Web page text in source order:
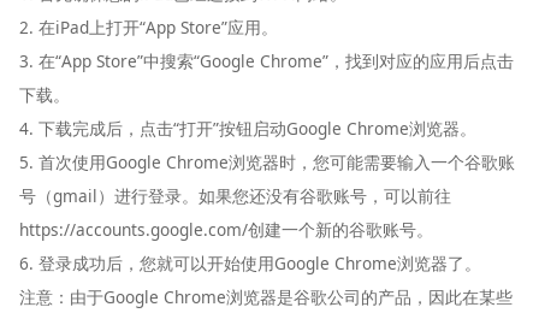
2. 在iPad上打开“App Store”应用。
3. 在“App Store”中搜索“Google Chrome”，找到对应的应用后点击
下载。
4. 下载完成后，点击“打开”按钮启动Google Chrome浏览器。
5. 首次使用Google Chrome浏览器时，您可能需要输入一个谷歌账
号（gmail）进行登录。如果您还没有谷歌账号，可以前往
https://accounts.google.com/创建一个新的谷歌账号。
6. 登录成功后，您就可以开始使用Google Chrome浏览器了。
注意：由于Google Chrome浏览器是谷歌公司的产品，因此在某些